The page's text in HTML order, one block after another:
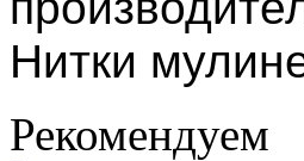
Нитки
Рекомендуем